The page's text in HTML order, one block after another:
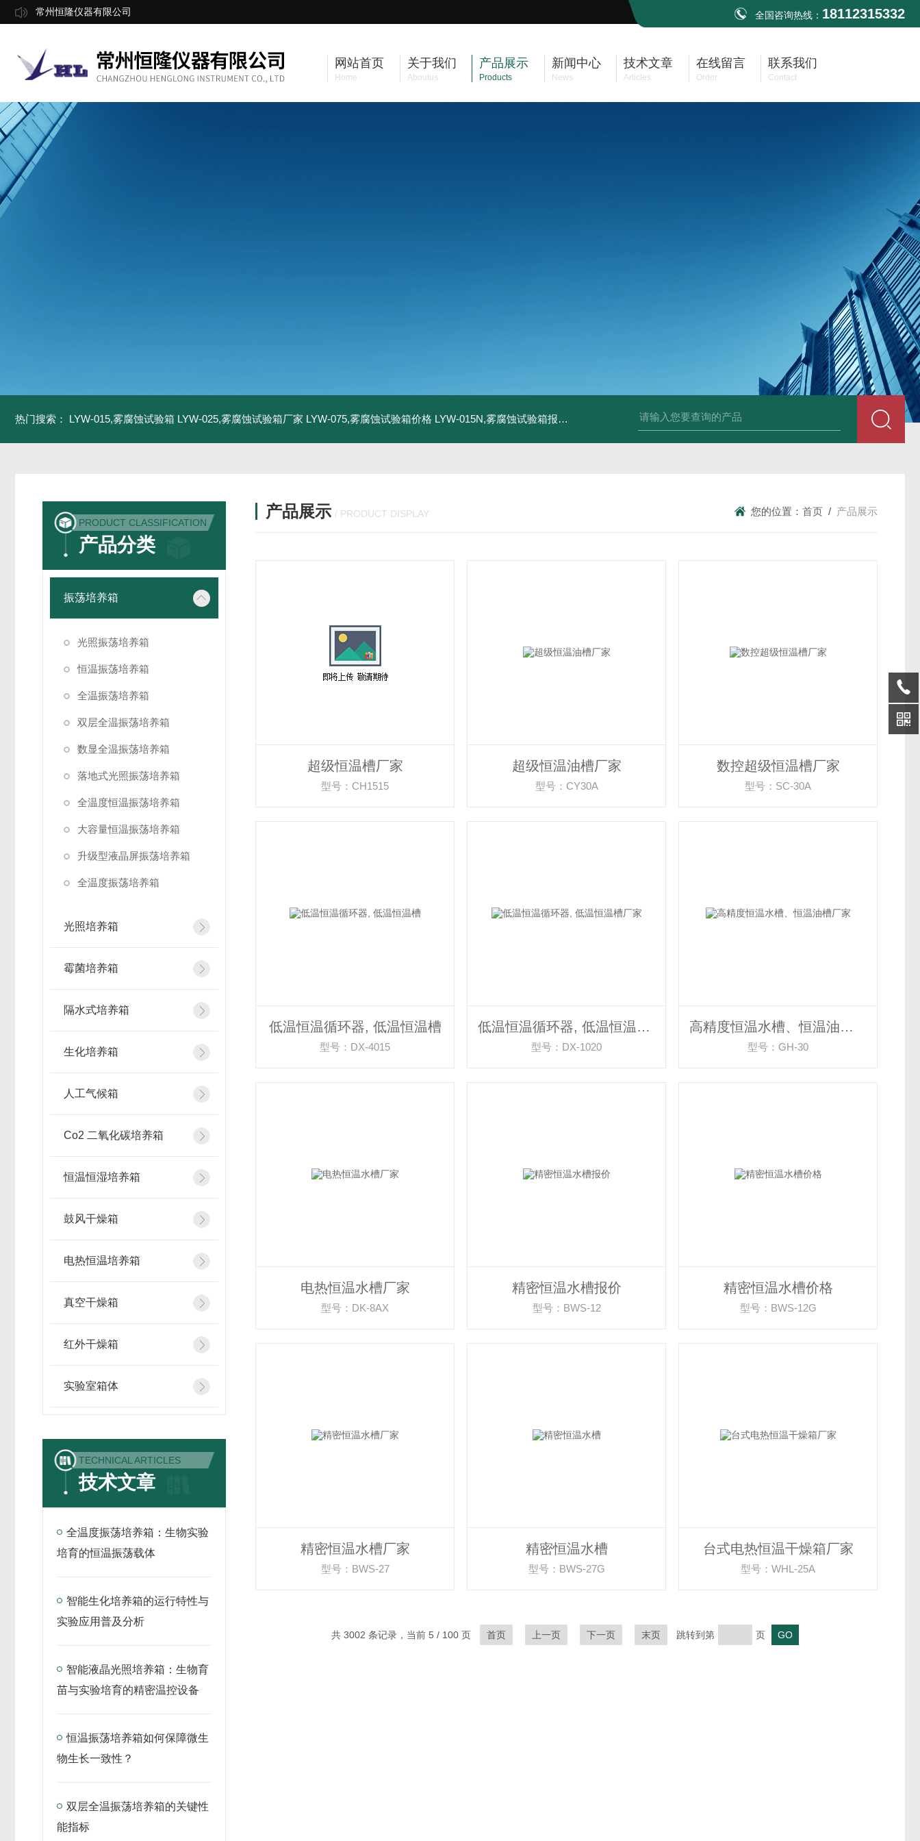
常州恒隆仪器有限公司 全国咨询热线： 18112315332
网站首页
Home
关于我们
Aboutus
产品展示
Products
新闻中心
News
技术文章
Articles
在线留言
Order
联系我们
Contact
热门搜索： LYW-015,雾腐蚀试验箱 LYW-025,雾腐蚀试验箱厂家 LYW-075,雾腐蚀试验箱价格 LYW-015N,雾腐蚀试验箱报价 LYW-025N,雾腐蚀试验箱 LYW-075N,上海雾腐蚀试验箱 YFX-150,盐雾腐蚀试
PRODUCT CLASSIFICATION
产品分类
振荡培养箱
光照振荡培养箱
恒温振荡培养箱
全温振荡培养箱
双层全温振荡培养箱
数显全温振荡培养箱
落地式光照振荡培养箱
全温度恒温振荡培养箱
大容量恒温振荡培养箱
升级型液晶屏振荡培养箱
全温度振荡培养箱
光照培养箱
霉菌培养箱
隔水式培养箱
生化培养箱
人工气候箱
Co2 二氧化碳培养箱
恒温恒湿培养箱
鼓风干燥箱
电热恒温培养箱
真空干燥箱
红外干燥箱
实验室箱体
TECHNICAL ARTICLES
技术文章
全温度振荡培养箱：生物实验
培育的恒温振荡载体
智能生化培养箱的运行特性与
实验应用普及分析
智能液晶光照培养箱：生物育
苗与实验培育的精密温控设备
恒温振荡培养箱如何保障微生
物生长一致性？
双层全温振荡培养箱的关键性
能指标
产品展示 / PRODUCT DISPLAY 您的位置： 首页 / 产品展示
超级恒温槽厂家
型号：CH1515
超级恒温油槽厂家
型号：CY30A
数控超级恒温槽厂家
型号：SC-30A
低温恒温循环器, 低温恒温槽
型号：DX-4015
低温恒温循环器, 低温恒温槽厂家
型号：DX-1020
高精度恒温水槽、恒温油槽厂家
型号：GH-30
电热恒温水槽厂家
型号：DK-8AX
精密恒温水槽报价
型号：BWS-12
精密恒温水槽价格
型号：BWS-12G
精密恒温水槽厂家
型号：BWS-27
精密恒温水槽
型号：BWS-27G
台式电热恒温干燥箱厂家
型号：WHL-25A
共 3002 条记录，当前 5 / 100 页 首页 上一页 下一页 末页 跳转到第 页